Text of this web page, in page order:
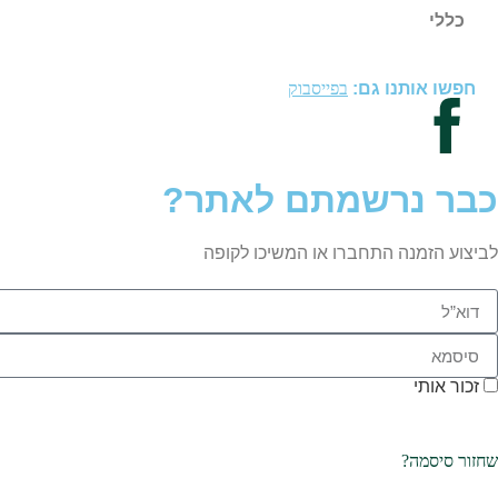
כללי
חפשו אותנו גם: בפייסבוק
כבר נרשמתם לאתר?
לביצוע הזמנה התחברו או המשיכו לקופה
זכור אותי
שחזור סיסמה?